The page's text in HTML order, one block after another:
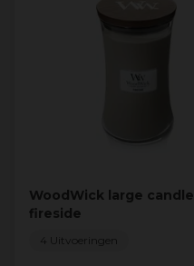
WoodWick large candle
fireside
4 Uitvoeringen